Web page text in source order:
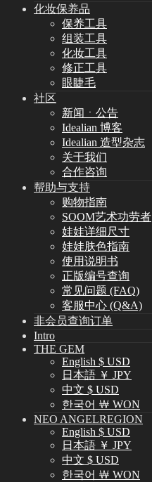
化妆保养品
保养工具
组装工具
化妆工具
修正工具
眼睫毛
社区
新闻ㆍ公告
Idealian 博客
Idealian 造型杂志
关于我们
合作咨询
帮助与支持
购物指南
SOOM艺术功劳者
娃娃详细尺寸
娃娃肤色指南
使用说明书
正版编号查询
常见问题 (FAQ)
客服中心 (Q&A)
非会员查询订单
Intro
THE GEM
English $ USD
日本語 ￥ JPY
中文 $ USD
한국어 ￦ WON
NEO ANGELREGION
English $ USD
日本語 ￥ JPY
中文 $ USD
한국어 ￦ WON